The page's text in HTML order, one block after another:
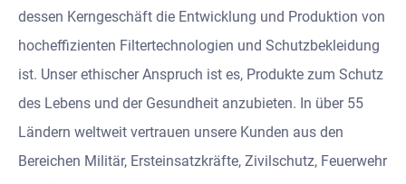
dessen Kerngeschäft die Entwicklung und Produktion von
hocheffizienten Filtertechnologien und Schutzbekleidung
ist. Unser ethischer Anspruch ist es, Produkte zum Schutz
des Lebens und der Gesundheit anzubieten. In über 55
Ländern weltweit vertrauen unsere Kunden aus den
Bereichen Militär, Ersteinsatzkräfte, Zivilschutz, Feuerwehr